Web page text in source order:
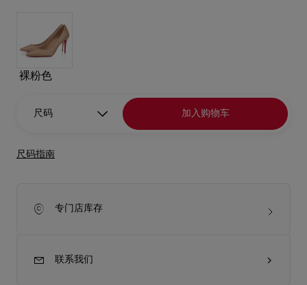
裸粉色
尺码 加入购物车
尺码指南
专门店库存
联系我们